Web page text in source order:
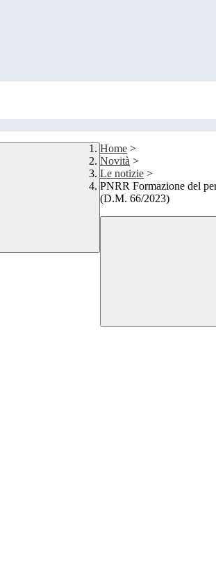
Home >
Novità >
Le notizie >
PNRR Formazione del
(D.M. 66/2023)